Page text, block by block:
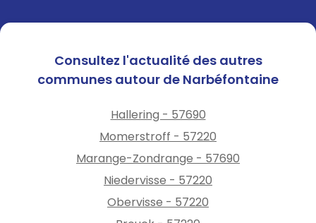
Consultez l'actualité des autres
communes autour de Narbéfontaine
Hallering - 57690
Momerstroff - 57220
Marange-Zondrange - 57690
Niedervisse - 57220
Obervisse - 57220